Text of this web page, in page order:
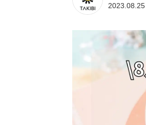
2023.08.25